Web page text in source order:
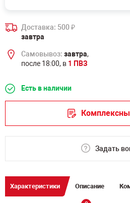
Доставка: 500₽
завтра
Самовывоз: завтра,
после 18:00, в 1 ПВЗ
Есть в наличии
Задать
Характеристики Описание